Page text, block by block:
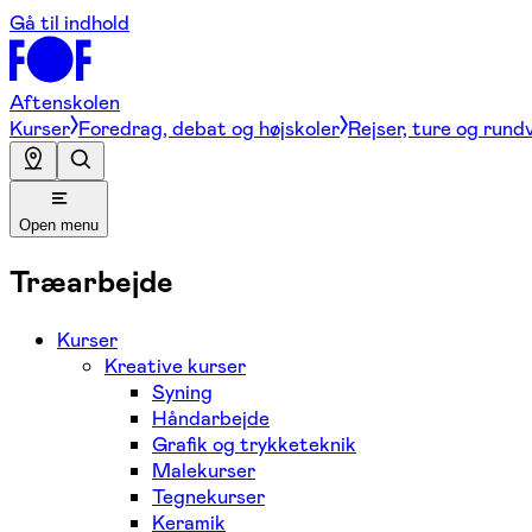
Gå til indhold
Aftenskolen
Kurser Foredrag, debat og højskoler Rejser, ture og
Open menu
Træarbejde
Kurser
Kreative kurser
Syning
Håndarbejde
Grafik og trykketeknik
Malekurser
Tegnekurser
Keramik